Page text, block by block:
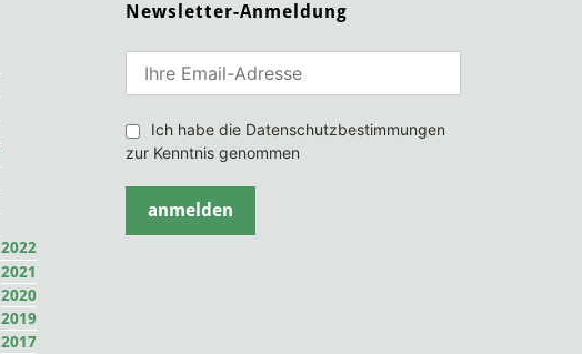
2022
2021
2020
2019
2017
Newsletter-Anmeldung
Ich habe die Datenschutzbestimmungen
zur Kenntnis genommen